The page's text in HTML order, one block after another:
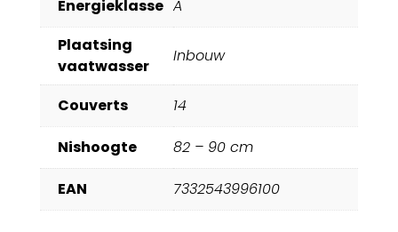
Energieklasse A
Plaatsing
vaatwasser
Inbouw
Couverts 14
Nishoogte 82 – 90 cm
EAN 7332543996100